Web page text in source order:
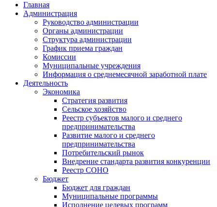
Главная
Администрация
Руководство администрации
Органы администрации
Структура администрации
График приема граждан
Комиссии
Муниципальные учреждения
Информация о среднемесячной заработной плате
Деятельность
Экономика
Стратегия развития
Сельское хозяйство
Реестр субъектов малого и среднего
предпринимательства
Развитие малого и среднего
предпринимательства
Потребительский рынок
Внедрение стандарта развития конкуренции
Реестр СОНО
Бюджет
Бюджет для граждан
Муниципальные программы
Исполнение целевых программ